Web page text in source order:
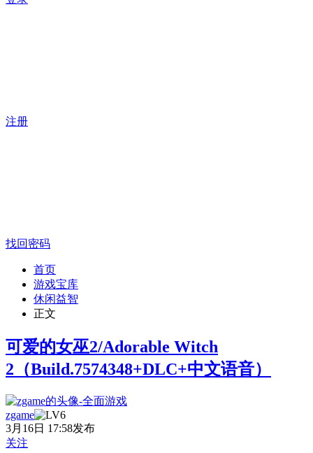
注册
找回密码
首页
游戏宝库
休闲益智
正文
可爱的女巫2/Adorable Witch
2（Build.7574348+DLC+中文语音）
zgame
3月16日 17:58发布
关注